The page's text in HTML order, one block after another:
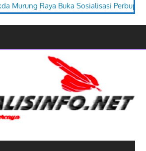
Perbup PJPK 2026–2030 Festival